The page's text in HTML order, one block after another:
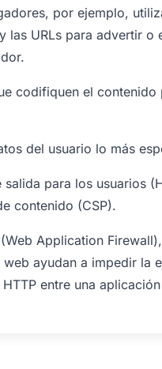
por ejemplo,
las URLs para advertir
codifiquen el contenido
del usuario lo más
para los usuarios
contenido (CSP).
Application
ayudan a impedir la
entre una